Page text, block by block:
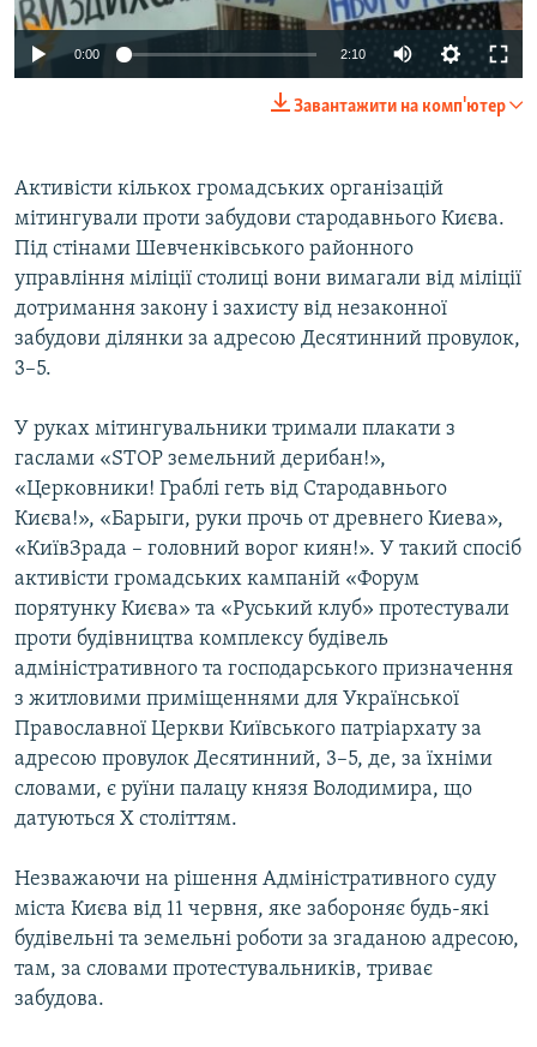
ВІДЕОУРОКИ «ELIFBE»
СВІДЧЕННЯ ОКУПАЦІЇ
Русский
Qırımtatar
Усі сайти RFE/RL
0:00 2:10
Завантажити на комп'ютер
Активісти кількох громадських організацій
мітингували проти забудови стародавнього Києва.
Під стінами Шевченківського районного
управління міліції столиці вони вимагали від міліції
дотримання закону і захисту від незаконної
забудови ділянки за адресою Десятинний провулок,
3–5.
У руках мітингувальники тримали плакати з
гаслами «STOP земельний дерибан!»,
«Церковники! Граблі геть від Стародавнього
Києва!», «Барыги, руки прочь от древнего Киева»,
«КиївЗрада – головний ворог киян!». У такий спосіб
активісти громадських кампаній «Форум
порятунку Києва» та «Руський клуб» протестували
проти будівництва комплексу будівель
адміністративного та господарського призначення
з житловими приміщеннями для Української
Православної Церкви Київського патріархату за
адресою провулок Десятинний, 3–5, де, за їхніми
словами, є руїни палацу князя Володимира, що
датуються X століттям.
Незважаючи на рішення Адміністративного суду
міста Києва від 11 червня, яке забороняє будь-які
будівельні та земельні роботи за згаданою адресою,
там, за словами протестувальників, триває
забудова.